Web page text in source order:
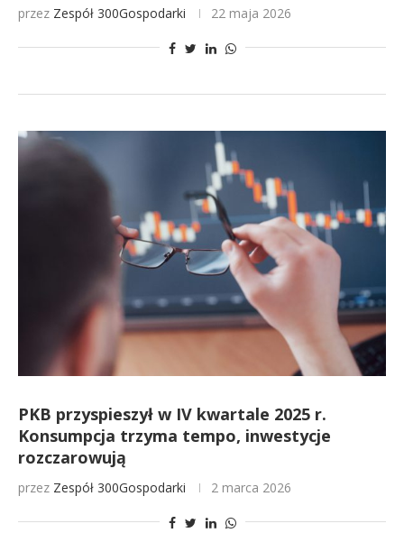
przez Zespół 300Gospodarki 22 maja 2026
PKB przyspieszył w IV kwartale 2025 r.
Konsumpcja trzyma tempo, inwestycje
rozczarowują
przez Zespół 300Gospodarki 2 marca 2026